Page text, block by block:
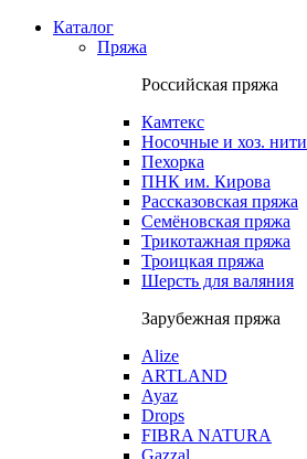
Каталог
Пряжа
Российская пряжа
Камтекс
Носочные и хоз. нити
Пехорка
ПНК им. Кирова
Рассказовская пряжа
Семёновская пряжа
Трикотажная пряжа
Троицкая пряжа
Шерсть для валяния
Зарубежная пряжа
Alize
ARTLAND
Ayaz
Drops
FIBRA NATURA
Gazzal